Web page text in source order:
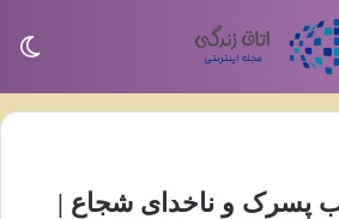
پسرک و ناخدای شجاع |